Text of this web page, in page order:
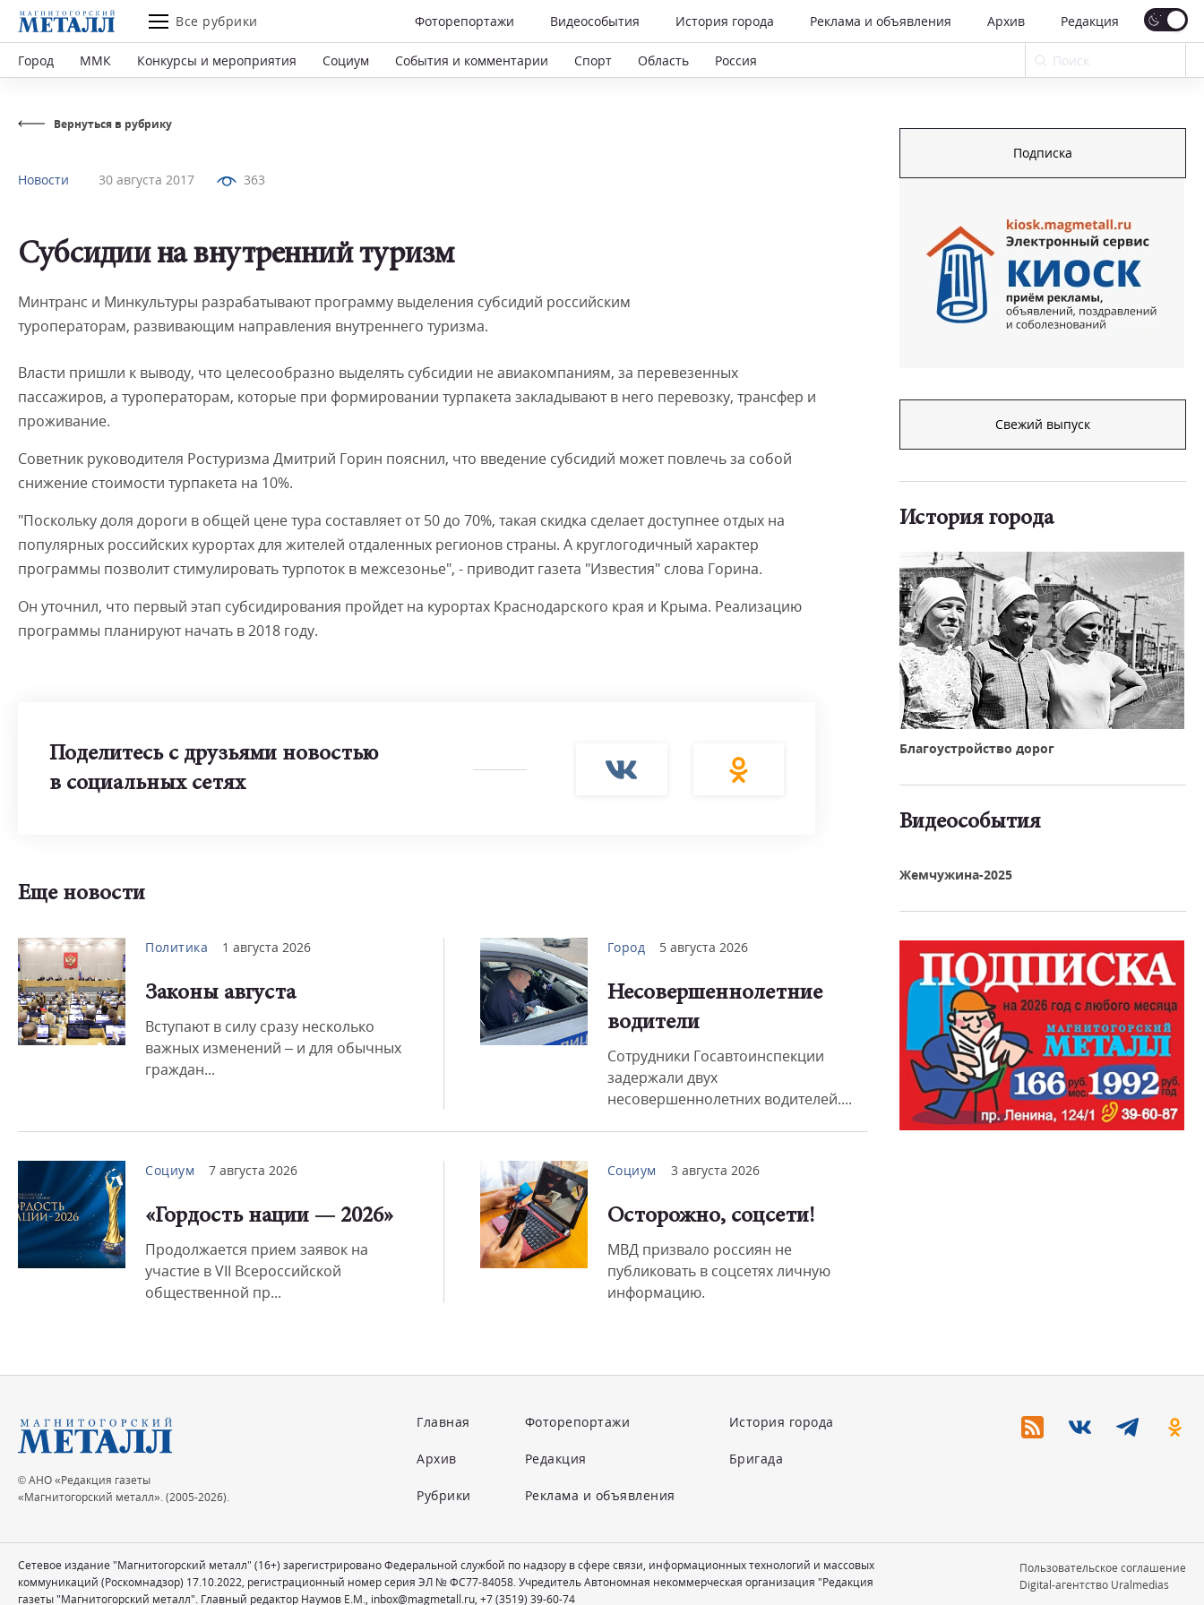
Все рубрики Фоторепортажи Видеособытия История города Реклама и объявления Архив Редакция
Город ММК Конкурсы и мероприятия Социум События и комментарии Спорт Область Россия
Вернуться в рубрику
Новости 30 августа 2017 363
Субсидии на внутренний туризм
Минтранс и Минкультуры разрабатывают программу выделения субсидий российским
туроператорам, развивающим направления внутреннего туризма.
Власти пришли к выводу, что целесообразно выделять субсидии не авиакомпаниям, за перевезенных
пассажиров, а туроператорам, которые при формировании турпакета закладывают в него перевозку, трансфер и
проживание.
Советник руководителя Ростуризма Дмитрий Горин пояснил, что введение субсидий может повлечь за собой
снижение стоимости турпакета на 10%.
"Поскольку доля дороги в общей цене тура составляет от 50 до 70%, такая скидка сделает доступнее отдых на
популярных российских курортах для жителей отдаленных регионов страны. А круглогодичный характер
программы позволит стимулировать турпоток в межсезонье", - приводит газета "Известия" слова Горина.
Он уточнил, что первый этап субсидирования пройдет на курортах Краснодарского края и Крыма. Реализацию
программы планируют начать в 2018 году.
Поделитесь с друзьями новостью
в социальных сетях
Еще новости
Политика 1 августа 2026
Законы августа
Вступают в силу сразу несколько
важных изменений – и для обычных
граждан...
Город 5 августа 2026
Несовершеннолетние
водители
Сотрудники Госавтоинспекции
задержали двух
несовершеннолетних водителей....
Социум 7 августа 2026
«Гордость нации — 2026»
Продолжается прием заявок на
участие в VII Всероссийской
общественной пр...
Социум 3 августа 2026
Осторожно, соцсети!
МВД призвало россиян не
публиковать в соцсетях личную
информацию.
Подписка
Свежий выпуск
История города
Благоустройство дорог
Видеособытия
Жемчужина-2025
© АНО «Редакция газеты
«Магнитогорский металл». (2005-2026).
Главная
Архив
Рубрики
Фоторепортажи
Редакция
Реклама и объявления
История города
Бригада
Сетевое издание "Магнитогорский металл" (16+) зарегистрировано Федеральной службой по надзору в сфере связи, информационных технологий и массовых
коммуникаций (Роскомнадзор) 17.10.2022, регистрационный номер серия ЭЛ № ФС77-84058. Учредитель Автономная некоммерческая организация "Редакция
газеты "Магнитогорский металл". Главный редактор Наумов Е.М., inbox@magmetall.ru, +7 (3519) 39-60-74
Пользовательское соглашение
Digital-агентство Uralmedias